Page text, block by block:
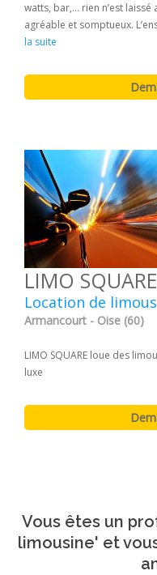
watts, bar,… rien n’est
agréable et somptueux.
la suite
LIMO SQUARE
Location de
Armancourt - Oise (60)
LIMO SQUARE loue des
luxe
Vous êtes un
limousine' et